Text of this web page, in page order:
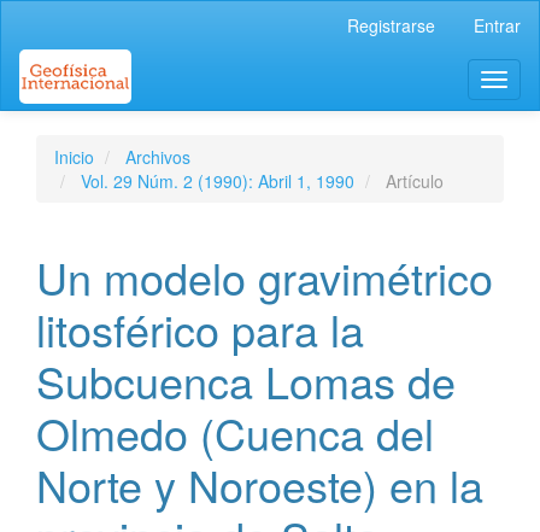
Contenido
principal
Barra
Registrarse Entrar
Inicio
Archivos
Vol. 29 Núm. 2 (1990): Abril 1, 1990
Artículo
Un modelo gravimétrico
litosférico para la
Subcuenca Lomas de
Olmedo (Cuenca del
Norte y Noroeste) en la